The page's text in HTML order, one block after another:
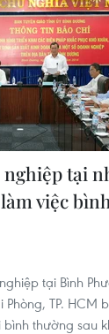
nghiệp tại
việc bình
tại Bình
Phòng, TP. HCM
thường sau